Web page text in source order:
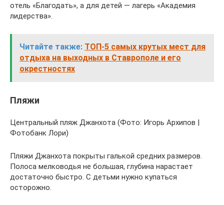
отель «Благодать», а для детей — лагерь «Академия
лидерства».
Читайте также: ТОП-5 самых крутых мест для
отдыха на выходных в Ставрополе и его
окрестностях
Пляжи
Центральный пляж Джанхота (Фото: Игорь Архипов |
Фотобанк Лори)
Пляжи Джанхота покрыты галькой средних размеров.
Полоса мелководья не большая, глубина нарастает
достаточно быстро. С детьми нужно купаться
осторожно.